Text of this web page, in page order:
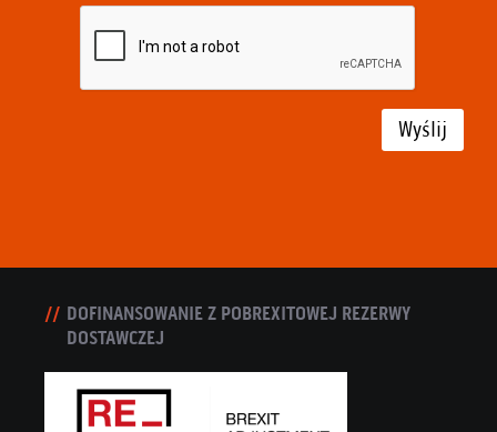
Wyślij
DOFINANSOWANIE Z POBREXITOWEJ REZERWY
DOSTAWCZEJ